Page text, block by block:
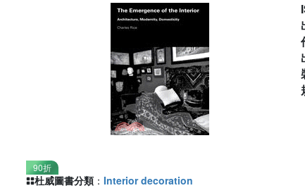
90折
杜威圖書分類 ： Interior decoration